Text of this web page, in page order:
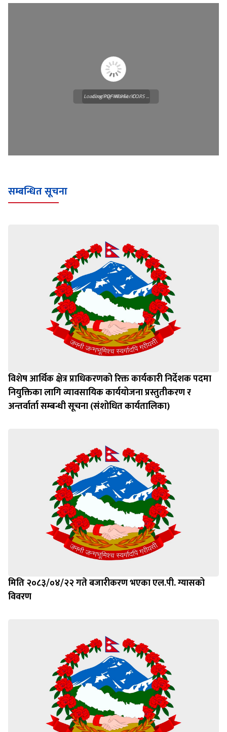
Loading WEBGL 3D ...
Loading PDF Worker CORS ...
सम्बन्धित सूचना
विशेष आर्थिक क्षेत्र प्राधिकरणको रिक्त कार्यकारी निर्देशक पदमा
नियुक्तिका लागि व्यावसायिक कार्ययोजना प्रस्तुतीकरण र
अन्तर्वार्ता सम्बन्धी सूचना (संशोधित कार्यतालिका)
मिति २०८३/०४/२२ गते बजारीकरण भएका एल.पी. ग्यासको
विवरण